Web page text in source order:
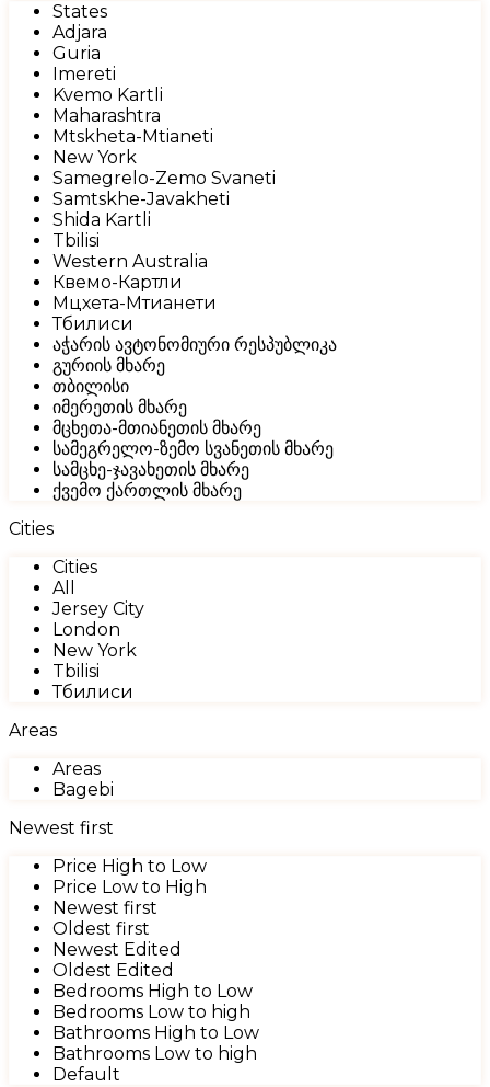
States
Adjara
Guria
Imereti
Kvemo Kartli
Maharashtra
Mtskheta-Mtianeti
New York
Samegrelo-Zemo Svaneti
Samtskhe-Javakheti
Shida Kartli
Tbilisi
Western Australia
Квемо-Картли
Мцхета-Мтианети
Тбилиси
აჭარის ავტონომიური რესპუბლიკა
გურიის მხარე
თბილისი
იმერეთის მხარე
მცხეთა-მთიანეთის მხარე
სამეგრელო-ზემო სვანეთის მხარე
სამცხე-ჯავახეთის მხარე
ქვემო ქართლის მხარე
Cities
Cities
All
Jersey City
London
New York
Tbilisi
Тбилиси
Areas
Areas
Bagebi
Newest first
Price High to Low
Price Low to High
Newest first
Oldest first
Newest Edited
Oldest Edited
Bedrooms High to Low
Bedrooms Low to high
Bathrooms High to Low
Bathrooms Low to high
Default